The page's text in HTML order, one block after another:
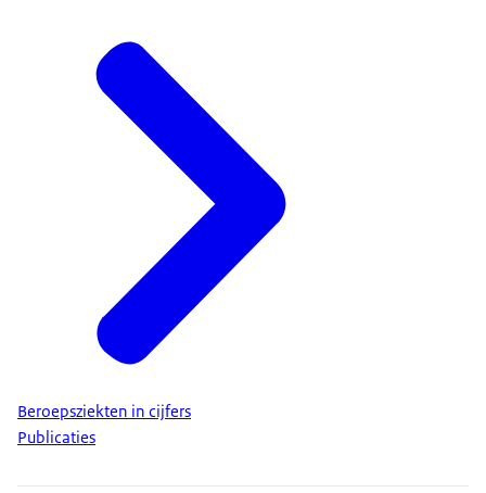
Beroepsziekten in cijfers
Publicaties